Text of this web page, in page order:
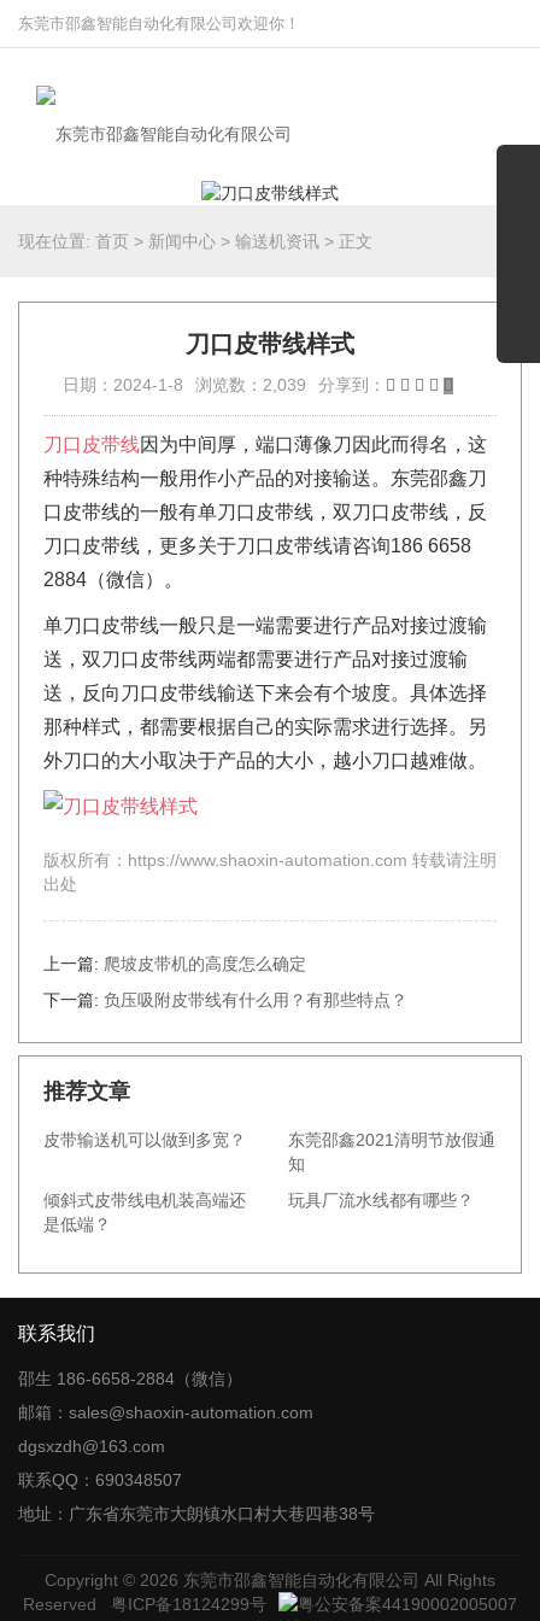
东莞市邵鑫智能自动化有限公司欢迎你！
现在位置: 首页 > 新闻中心 > 输送机资讯 > 正文
刀口皮带线样式
日期：2024-1-8 浏览数：2,039 分享到：
刀口皮带线因为中间厚，端口薄像刀因此而得名，这
种特殊结构一般用作小产品的对接输送。东莞邵鑫刀
口皮带线的一般有单刀口皮带线，双刀口皮带线，反
刀口皮带线，更多关于刀口皮带线请咨询186 6658
2884（微信）。
单刀口皮带线一般只是一端需要进行产品对接过渡输
送，双刀口皮带线两端都需要进行产品对接过渡输
送，反向刀口皮带线输送下来会有个坡度。具体选择
那种样式，都需要根据自己的实际需求进行选择。另
外刀口的大小取决于产品的大小，越小刀口越难做。
版权所有：https://www.shaoxin-automation.com 转载请注明
出处
上一篇: 爬坡皮带机的高度怎么确定
下一篇: 负压吸附皮带线有什么用？有那些特点？
推荐文章
皮带输送机可以做到多宽？
东莞邵鑫2021清明节放假通
知
倾斜式皮带线电机装高端还
是低端？
玩具厂流水线都有哪些？
联系我们
邵生 186-6658-2884（微信）
邮箱：sales@shaoxin-automation.com
dgsxzdh@163.com
联系QQ：690348507
地址：广东省东莞市大朗镇水口村大巷四巷38号
Copyright © 2026 东莞市邵鑫智能自动化有限公司 All Rights
Reserved 粤ICP备18124299号
粤公安备案44190002005007